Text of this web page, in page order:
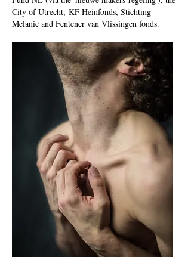
City of Utrecht, KF Heinfonds, Stichting
Melanie and Fentener van Vlissingen fonds.